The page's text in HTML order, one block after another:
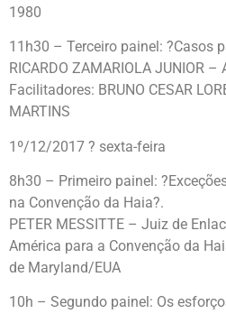
1980
11h30 – Terceiro painel: ?Casos
RICARDO ZAMARIOLA JUNIOR –
Facilitadores: BRUNO CESAR
MARTINS
1º/12/2017 ? sexta-feira
8h30 – Primeiro painel:
na Convenção da Haia?.
PETER MESSITTE – Juiz de
América para a Convenção da
de Maryland/EUA
10h – Segundo painel: Os